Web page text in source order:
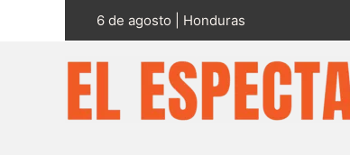
6 de agosto | Honduras